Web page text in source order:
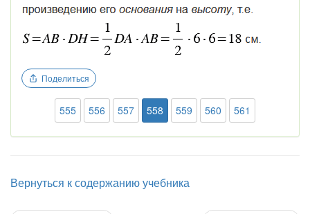
Поделиться
555 556 557 558 559 560 561
Вернуться к содержанию учебника